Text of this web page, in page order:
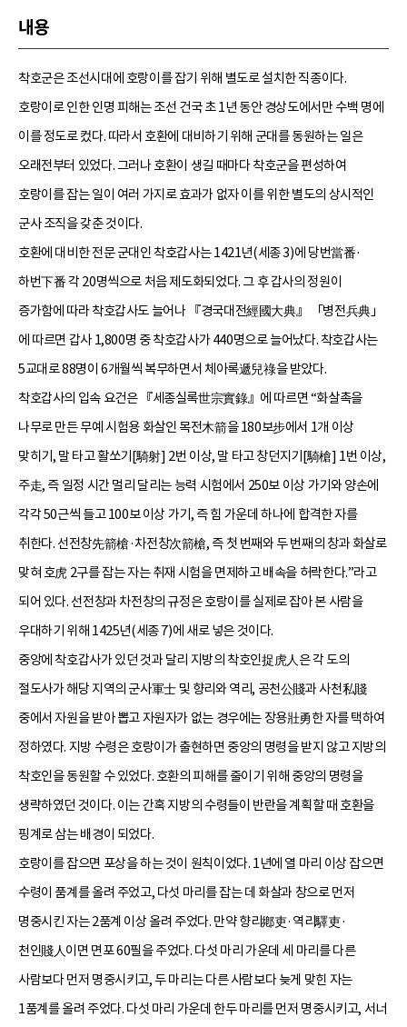
내용
착호군은 조선시대에 호랑이를 잡기 위해 별도로 설치한 직종이다.
호랑이로 인한 인명 피해는 조선 건국 초 1년 동안 경상도에서만 수백 명에
이를 정도로 컸다. 따라서 호환에 대비하기 위해 군대를 동원하는 일은
오래전부터 있었다. 그러나 호환이 생길 때마다 착호군을 편성하여
호랑이를 잡는 일이 여러 가지로 효과가 없자 이를 위한 별도의 상시적인
군사 조직을 갖춘 것이다.
호환에 대비한 전문 군대인 착호갑사는 1421년(세종 3)에 당번當番·
하번下番 각 20명씩으로 처음 제도화되었다. 그 후 갑사의 정원이
증가함에 따라 착호갑사도 늘어나 『경국대전經國大典』 「병전兵典」
에 따르면 갑사 1,800명 중 착호갑사가 440명으로 늘어났다. 착호갑사는
5교대로 88명이 6개월씩 복무하면서 체아록遞兒祿을 받았다.
착호갑사의 입속 요건은 『세종실록世宗實錄』에 따르면 “화살촉을
나무로 만든 무예 시험용 화살인 목전木箭을 180보步에서 1개 이상
맞히기, 말 타고 활쏘기[騎射] 2번 이상, 말 타고 창던지기[騎槍] 1번 이상,
주走, 즉 일정 시간 멀리 달리는 능력 시험에서 250보 이상 가기와 양손에
각각 50근씩 들고 100보 이상 가기, 즉 힘 가운데 하나에 합격한 자를
취한다. 선전창先箭槍·차전창次箭槍, 즉 첫 번째와 두 번째의 창과 화살로
맞혀 호虎 2구를 잡는 자는 취재 시험을 면제하고 배속을 허락한다.”라고
되어 있다. 선전창과 차전창의 규정은 호랑이를 실제로 잡아 본 사람을
우대하기 위해 1425년(세종 7)에 새로 넣은 것이다.
중앙에 착호갑사가 있던 것과 달리 지방의 착호인捉虎人은 각 도의
절도사가 해당 지역의 군사軍士 및 향리와 역리, 공천公賤과 사천私賤
중에서 자원을 받아 뽑고 자원자가 없는 경우에는 장용壯勇한 자를 택하여
정하였다. 지방 수령은 호랑이가 출현하면 중앙의 명령을 받지 않고 지방의
착호인을 동원할 수 있었다. 호환의 피해를 줄이기 위해 중앙의 명령을
생략하였던 것이다. 이는 간혹 지방의 수령들이 반란을 계획할 때 호환을
핑계로 삼는 배경이 되었다.
호랑이를 잡으면 포상을 하는 것이 원칙이었다. 1년에 열 마리 이상 잡으면
수령이 품계를 올려 주었고, 다섯 마리를 잡는 데 화살과 창으로 먼저
명중시킨 자는 2품계 이상 올려 주었다. 만약 향리鄕吏·역리驛吏·
천인賤人이면 면포 60필을 주었다. 다섯 마리 가운데 세 마리를 다른
사람보다 먼저 명중시키고, 두 마리는 다른 사람보다 늦게 맞힌 자는
1품계를 올려 주었다. 다섯 마리 가운데 한두 마리를 먼저 명중시키고, 서너